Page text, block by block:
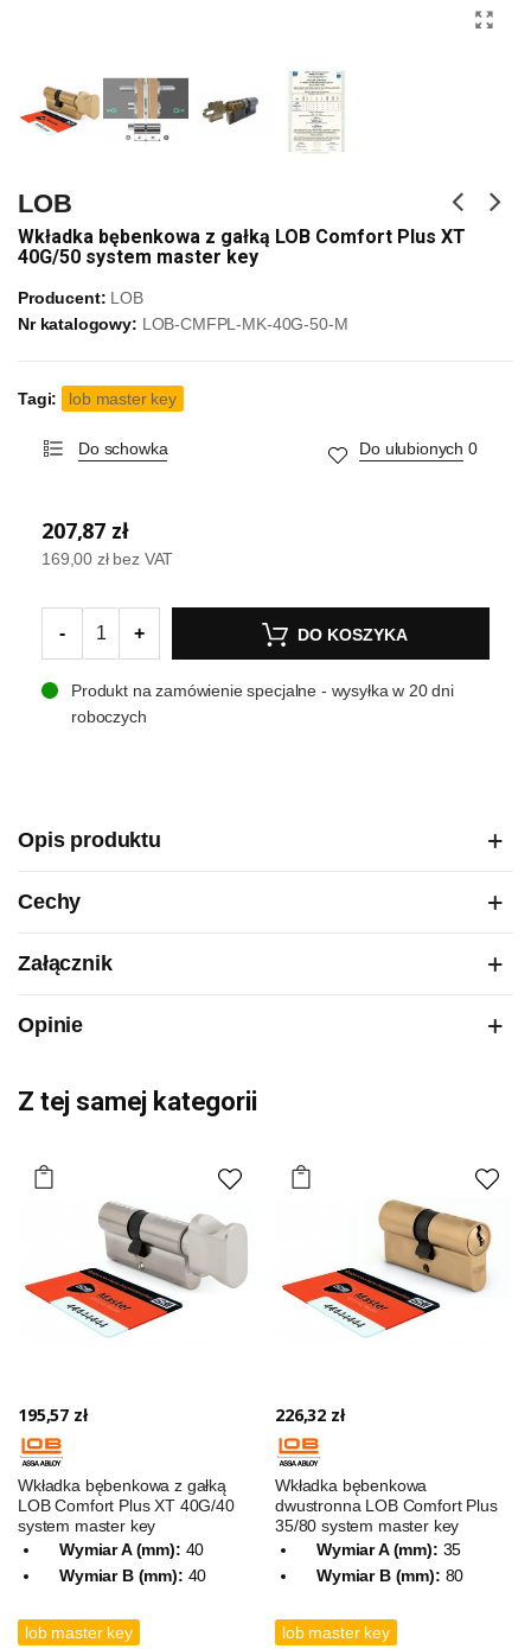
LOB
Wkładka bębenkowa z gałką LOB Comfort Plus XT
40G/50 system master key
Producent: LOB
Nr katalogowy: LOB-CMFPL-MK-40G-50-M
Tagi: lob master key
Do schowka Do ulubionych 0
207,87 zł
169,00 zł bez VAT
- + DO KOSZYKA
Produkt na zamówienie specjalne - wysyłka w 20 dni
roboczych
Opis produktu
Cechy
Załącznik
Opinie
Z tej samej kategorii
195,57 zł
Wkładka bębenkowa z gałką
LOB Comfort Plus XT 40G/40
system master key
Wymiar A (mm): 40
Wymiar B (mm): 40
lob master key
226,32 zł
Wkładka bębenkowa
dwustronna LOB Comfort Plus
35/80 system master key
Wymiar A (mm): 35
Wymiar B (mm): 80
lob master key